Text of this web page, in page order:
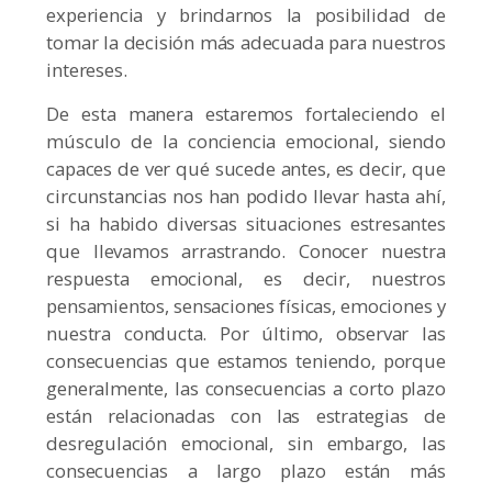
experiencia y brindarnos la posibilidad de
tomar la decisión más adecuada para nuestros
intereses.
De esta manera estaremos fortaleciendo el
músculo de la conciencia emocional, siendo
capaces de ver qué sucede antes, es decir, que
circunstancias nos han podido llevar hasta ahí,
si ha habido diversas situaciones estresantes
que llevamos arrastrando. Conocer nuestra
respuesta emocional, es decir, nuestros
pensamientos, sensaciones físicas, emociones y
nuestra conducta. Por último, observar las
consecuencias que estamos teniendo, porque
generalmente, las consecuencias a corto plazo
están relacionadas con las estrategias de
desregulación emocional, sin embargo, las
consecuencias a largo plazo están más